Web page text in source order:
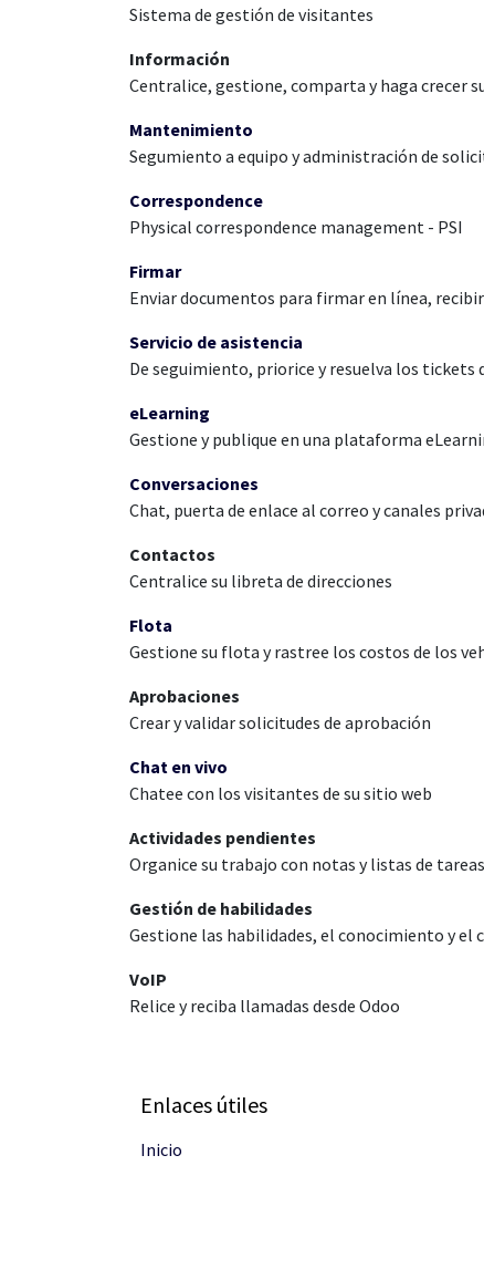
Sistema de gestión de visitantes
Información
Centralice, gestione, comparta y haga crecer
Mantenimiento
Segumiento a equipo y administración de
Correspondence
Physical correspondence management - PSI
Firmar
Enviar documentos para firmar en línea,
Servicio de asistencia
De seguimiento, priorice y resuelva los tickets
eLearning
Gestione y publique en una plataforma
Conversaciones
Chat, puerta de enlace al correo y canales
Contactos
Centralice su libreta de direcciones
Flota
Gestione su flota y rastree los costos de los
Aprobaciones
Crear y validar solicitudes de aprobación
Chat en vivo
Chatee con los visitantes de su sitio web
Actividades pendientes
Organice su trabajo con notas y listas de tareas
Gestión de habilidades
Gestione las habilidades, el conocimiento y el
VoIP
Relice y reciba llamadas desde Odoo
Enlaces útiles
Inicio